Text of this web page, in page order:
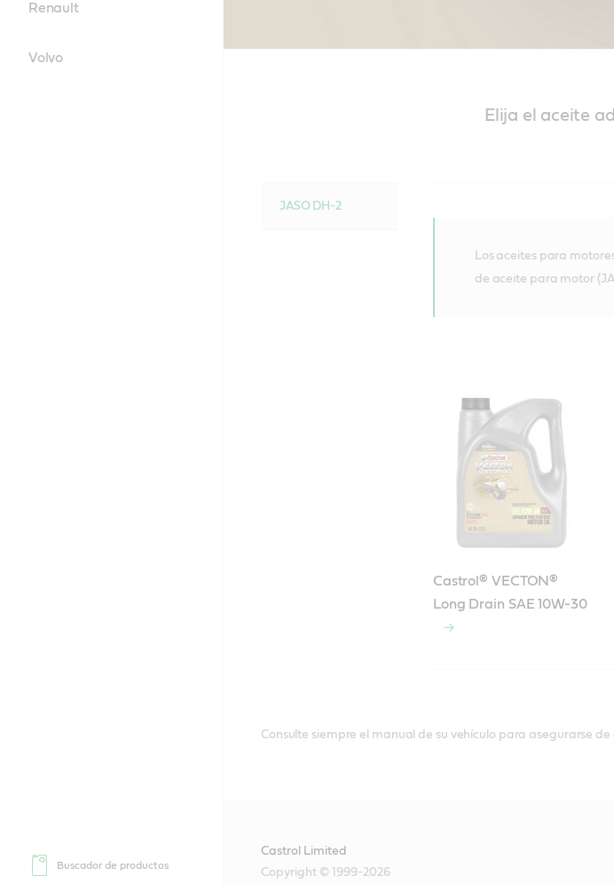
Renault
Volvo
Buscador de productos
Elija el aceite
JASO DH-2
Los aceites para
de aceite para motor
Castrol® VECTON®
Long Drain SAE 10W-30
Consulte siempre el manual de su vehículo para asegurarse
Castrol Limited
Copyright © 1999-2026